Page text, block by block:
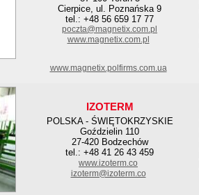
Cierpice, ul. Poznańska 9
tel.: +48 56 659 17 77
poczta@magnetix.com.pl
www.magnetix.com.pl
www.magnetix.polfirms.com.ua
IZOTERM
POLSKA - ŚWIĘTOKRZYSKIE
Goździelin 110
27-420 Bodzechów
tel.: +48 41 26 43 459
www.izoterm.co
izoterm@izoterm.co